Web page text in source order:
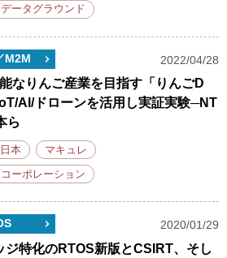
ータグラウンド
M2M 2022/04/28
なりんご産業を目指す「りんごD
AI/ドローンを活用し実証実験─NT
ら
本 マキュレ
ーポレーション
2020/01/29
ジ特化のRTOS新版とCSIRT、そし